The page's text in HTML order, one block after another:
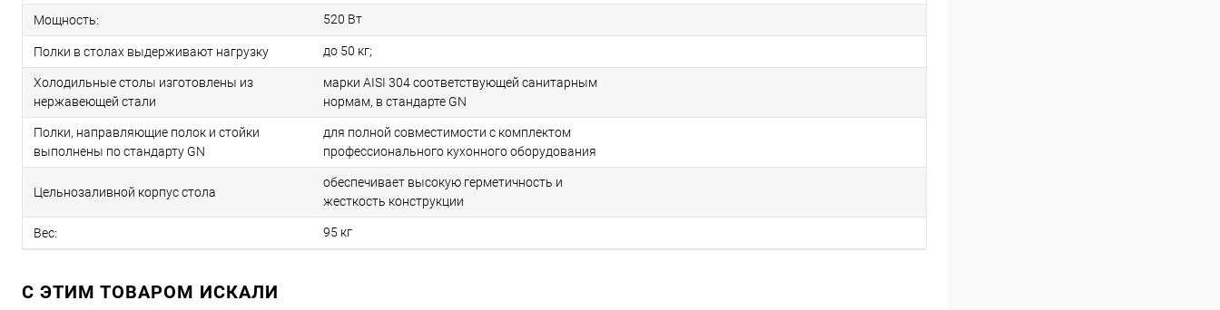
Мощность: 520 Вт
Полки в столах выдерживают нагрузку до 50 кг;
Холодильные столы изготовлены из
нержавеющей стали
марки AISI 304 соответствующей санитарным
нормам, в стандарте GN
Полки, направляющие полок и стойки
выполнены по стандарту GN
для полной совместимости с комплектом
профессионального кухонного оборудования
Цельнозаливной корпус стола
обеспечивает высокую герметичность и
жесткость конструкции
Вес: 95 кг
C ЭТИМ ТОВАРОМ ИСКАЛИ